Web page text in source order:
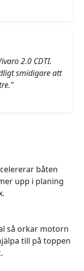
2.0 CDTI.
smidigare att
båten
upp i planing
så orkar motorn
till på toppen